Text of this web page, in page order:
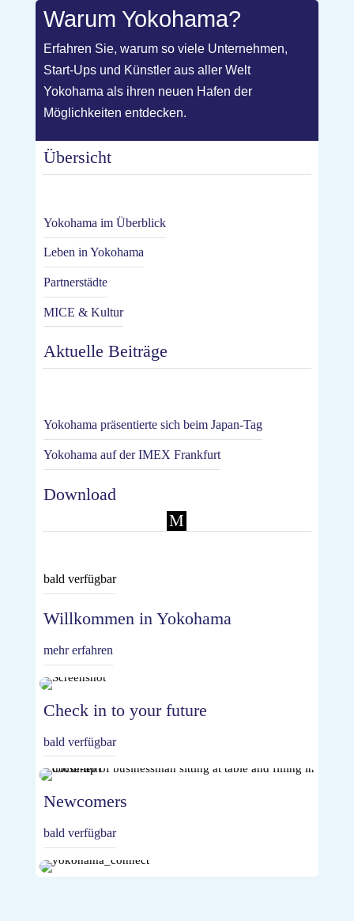
Warum Yokohama?
Erfahren Sie, warum so viele Unternehmen,
Start-Ups und Künstler aus aller Welt
Yokohama als ihren neuen Hafen der
Möglichkeiten entdecken.
Übersicht
Yokohama im Überblick
Leben in Yokohama
Partnerstädte
MICE & Kultur
Aktuelle Beiträge
Yokohama präsentierte sich beim Japan-Tag
Yokohama auf der IMEX Frankfurt
Download
M
bald verfügbar
Willkommen in Yokohama
mehr erfahren
Check in to your future
bald verfügbar
Newcomers
bald verfügbar